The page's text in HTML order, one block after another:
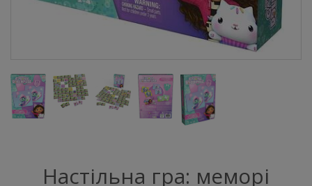
Настільна гра: меморі